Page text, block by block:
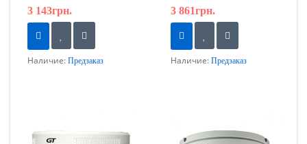
3 143грн.
Наличие: Предзаказ
3 861грн.
Наличие: Предзаказ